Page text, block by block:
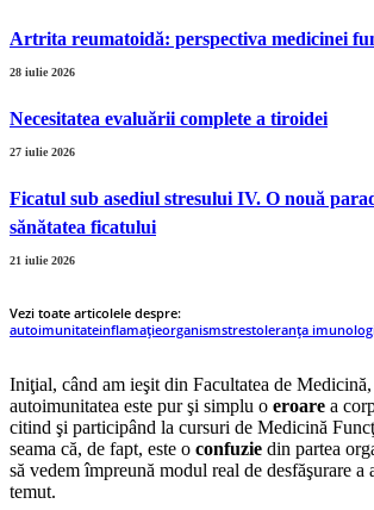
Artrita reumatoidă: perspectiva medicinei
28 iulie 2026
Necesitatea evaluării complete a tiroidei
27 iulie 2026
Ficatul sub asediul stresului IV. O nouă
sănătatea ficatului
21 iulie 2026
Vezi toate articolele despre:
autoimunitateinflamațieorganismstrestoleranța
Iniţial, când am ieşit din Facultatea de
autoimunitatea este pur şi simplu o eroare a
citind şi participând la cursuri de Medicină
seama că, de fapt, este o confuzie din partea
să vedem împreună modul real de desfăşurare a
temut.